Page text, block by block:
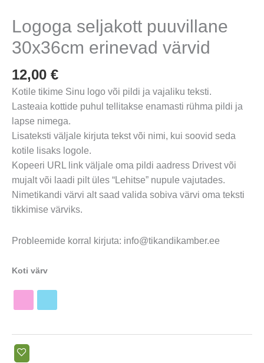
Logoga seljakott puuvillane
30x36cm erinevad värvid
12,00 €
Kotile tikime Sinu logo või pildi ja vajaliku teksti.
Lasteaia kottide puhul tellitakse enamasti rühma pildi ja
lapse nimega.
Lisateksti väljale kirjuta tekst või nimi, kui soovid seda
kotile lisaks logole.
Kopeeri URL link väljale oma pildi aadress Drivest või
mujalt või laadi pilt üles “Lehitse” nupule vajutades.
Nimetikandi värvi alt saad valida sobiva värvi oma teksti
tikkimise värviks.
Probleemide korral kirjuta: info@tikandikamber.ee
Koti värv